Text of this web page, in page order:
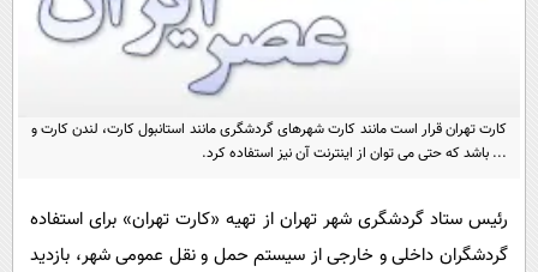
یک برش دانایی
سفر و تفریح
علم و دانش
علمی
گوناگون
باشگاه مغز
مجله تصویری سلاح
اقتصاد
ورزش
عصر ایران 2
خواندنی ها و دیدنی ها
آموزش زبان
کارت تهران قرار است مانند کارت شهرهای گردشگری مانند استانبول کارت، لندن کارت و
... باشد که حتی می توان از اینترنت آن نیز استفاده کرد.
رئیس ستاد گردشگری شهر تهران از تهیه «کارت تهران» برای استفاده
گردشگران داخلی و خارجی از سیستم حمل و نقل عمومی شهر، بازدید